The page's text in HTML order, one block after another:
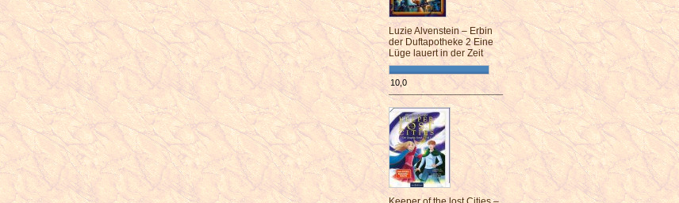
Luzie Alvenstein – Erbin
der Duftapotheke 2 Eine
Lüge lauert in der Zeit
10,0
¯¯¯¯¯¯¯¯¯¯¯¯¯¯¯¯¯¯¯¯¯¯¯¯